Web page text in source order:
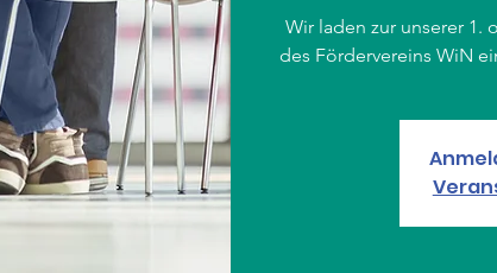
Wir laden zur unserer 1.
des Fördervereins WiN